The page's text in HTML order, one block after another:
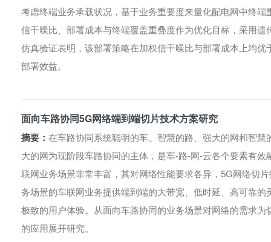
考虑终端业务承载状况，基于业务重要度来量化配电网中终
信干噪比、部署成本与终端覆盖重叠度作为优化目标，采用
仿真验证表明，该部署策略在加权信干噪比与部署成本上均
部署效益。
面向车路协同5G网络端到端切片技术方案研究
摘要： 在车路协同系统聪明的车、智慧的路、强大的网和智
大的网为现阶段车路协同的主体，是车-路-网-云各个要素有
联网业务场景非常丰富，其对网络性能要求各异，5G网络切
务场景的车联网业务提供端到端的大带宽、低时延、高可靠
极致的用户体验。从面向车路协同的业务场景对网络的需求
的应用展开研究。